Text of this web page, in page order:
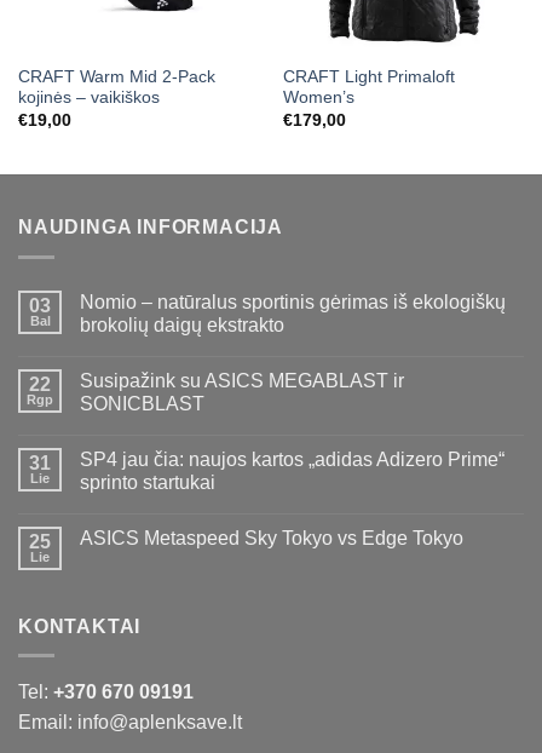
CRAFT Warm Mid 2-Pack
kojinės – vaikiškos
€19,00
CRAFT Light Primaloft
Women’s
€179,00
NAUDINGA INFORMACIJA
03
Bal
Nomio – natūralus sportinis gėrimas iš ekologiškų
brokolių daigų ekstrakto
22
Rgp
Susipažink su ASICS MEGABLAST ir
SONICBLAST
31
Lie
SP4 jau čia: naujos kartos „adidas Adizero Prime“
sprinto startukai
25
Lie
ASICS Metaspeed Sky Tokyo vs Edge Tokyo
KONTAKTAI
Tel: +370 670 09191
Email: info@aplenksave.lt